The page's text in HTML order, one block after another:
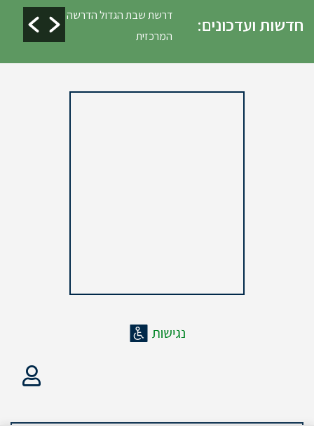
חדשות ועדכונים:
דרשת שבת הגדול הדרשה
המרכזית